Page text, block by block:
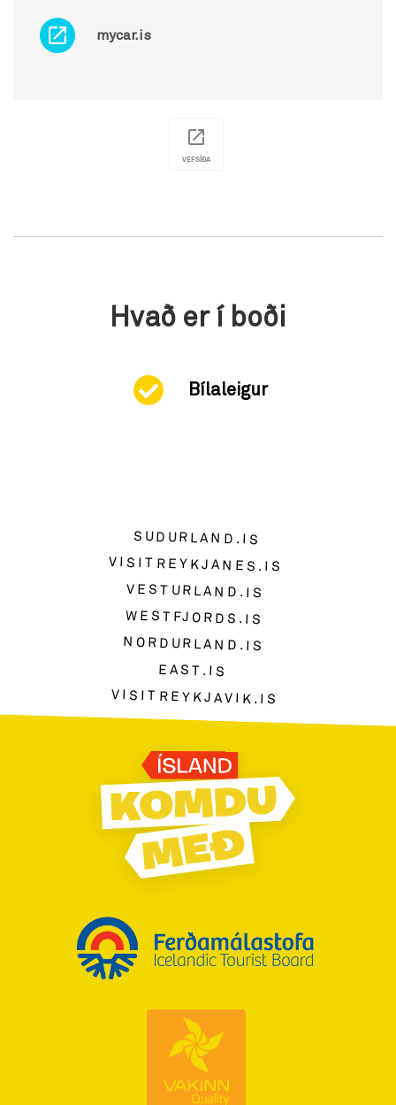
mycar.is
VEFSÍÐA
Hvað er í boði
Bílaleigur
SUDURLAND.IS
VISITREYKJANES.IS
VESTURLAND.IS
WESTFJORDS.IS
NORDURLAND.IS
EAST.IS
VISITREYKJAVIK.IS